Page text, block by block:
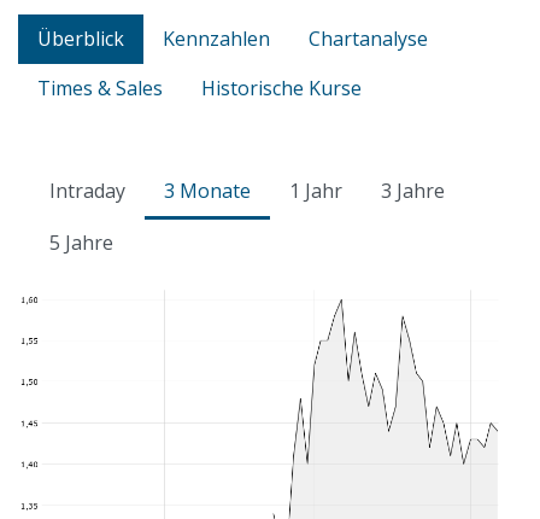
Überblick Kennzahlen
Chartanalyse
Times & Sales
Historische Kurse
Intraday 3 Monate 1 Jahr
3 Jahre
5 Jahre